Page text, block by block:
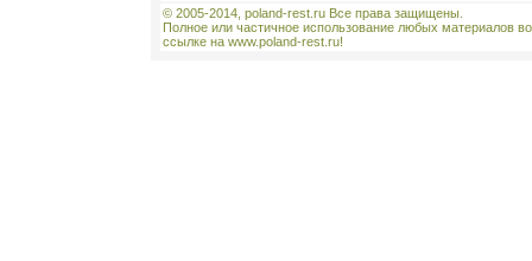
© 2005-2014, poland-rest.ru Все права защищены.
Полное или частичное использование любых материалов
ссылке на www.poland-rest.ru!